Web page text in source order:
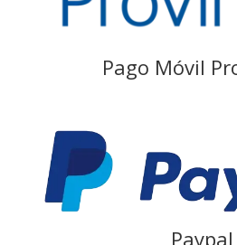
Pago Móvil
Paypal